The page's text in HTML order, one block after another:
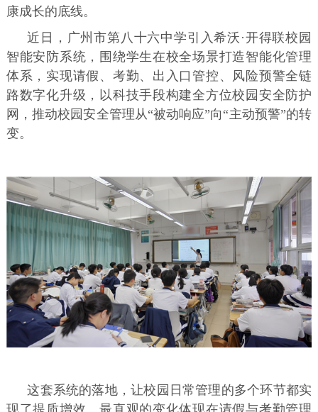
康成长的底线。
近日，广州市第八十六中学引入希沃·开得联校园
智能安防系统，围绕学生在校全场景打造智能化管理
体系，实现请假、考勤、出入口管控、风险预警全链
路数字化升级，以科技手段构建全方位校园安全防护
网，推动校园安全管理从“被动响应”向“主动预警”的转
变。
这套系统的落地，让校园日常管理的多个环节都实
现了提质增效，最直观的变化体现在请假与考勤管理